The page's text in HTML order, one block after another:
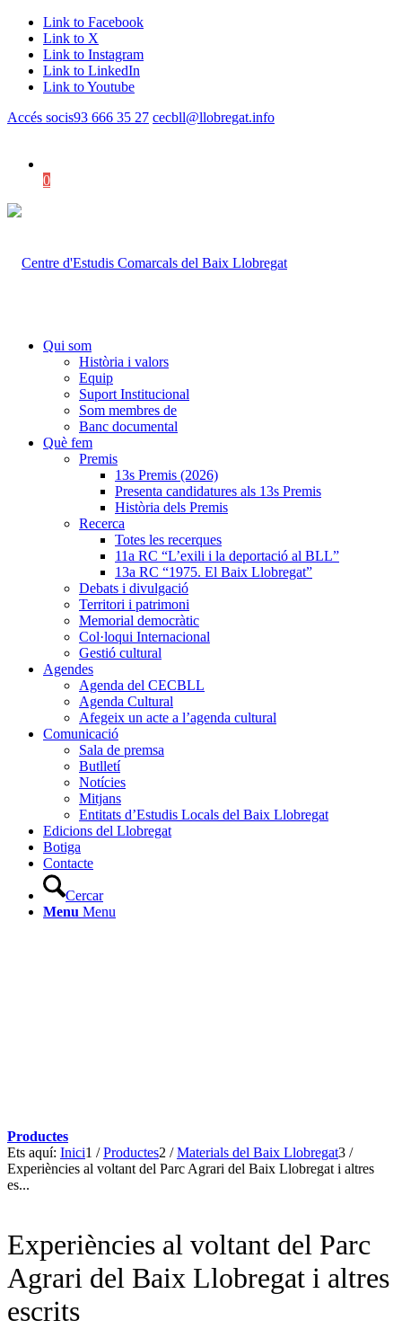
Link to Facebook
Link to X
Link to Instagram
Link to LinkedIn
Link to Youtube
Accés socis93 666 35 27 cecbll@llobregat.info
0
Qui som
Història i valors
Equip
Suport Institucional
Som membres de
Banc documental
Què fem
Premis
13s Premis (2026)
Presenta candidatures als 13s Premis
Història dels Premis
Recerca
Totes les recerques
11a RC “L’exili i la deportació al BLL”
13a RC “1975. El Baix Llobregat”
Debats i divulgació
Territori i patrimoni
Memorial democràtic
Col·loqui Internacional
Gestió cultural
Agendes
Agenda del CECBLL
Agenda Cultural
Afegeix un acte a l’agenda cultural
Comunicació
Sala de premsa
Butlletí
Notícies
Mitjans
Entitats d’Estudis Locals del Baix Llobregat
Edicions del Llobregat
Botiga
Contacte
Cercar
Menu Menu
Productes
Ets aquí: Inici1 / Productes2 / Materials del Baix Llobregat3 /
Experiències al voltant del Parc Agrari del Baix Llobregat i altres
es...
Experiències al voltant del Parc
Agrari del Baix Llobregat i altres
escrits